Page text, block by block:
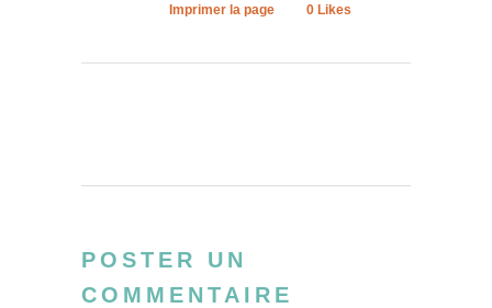
Imprimer la page 0Likes
POSTER UN
COMMENTAIRE